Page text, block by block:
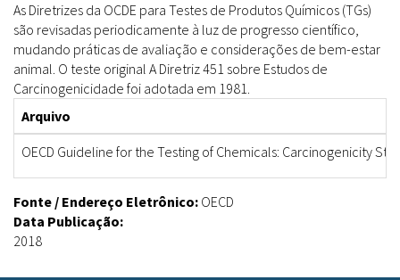
As Diretrizes da OCDE para Testes de Produtos Químicos (TGs)
são revisadas periodicamente à luz de progresso científico,
mudando práticas de avaliação e considerações de bem-estar
animal. O teste original A Diretriz 451 sobre Estudos de
Carcinogenicidade foi adotada em 1981.
Arquivo
OECD Guideline for the Testing of Chemicals: Carcinogenicity
Fonte / Endereço Eletrônico: OECD
Data Publicação:
2018